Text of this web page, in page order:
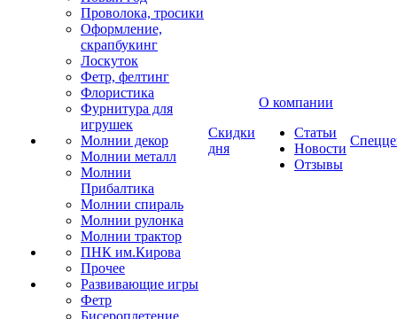
Проволока, тросики
Оформление,
скрапбукинг
Лоскуток
Фетр, фелтинг
Флористика
Фурнитура для
игрушек
Молнии декор
Молнии металл
Молнии
Прибалтика
Молнии спираль
Молнии рулонка
Молнии трактор
ПНК им.Кирова
Прочее
Развивающие игры
Фетр
Бисероплетение
Скидки
дня
О компании
Статьи
Новости
Отзывы